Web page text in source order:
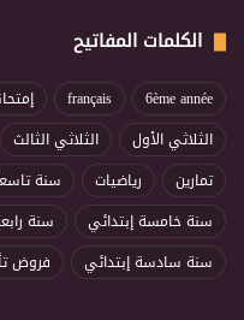
الكلمات المفاتيح
6ème année
français
الثلاثي الأول
الثلاثي الثالث
تمارين
رياضيات سنة
سنة خامسة إبتدائي
سنة
سنة سادسة إبتدائي
فروض